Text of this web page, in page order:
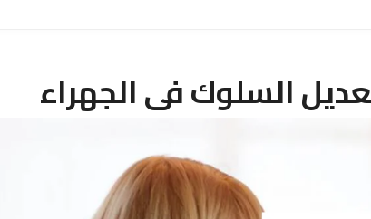
السلوك فى الجهراء